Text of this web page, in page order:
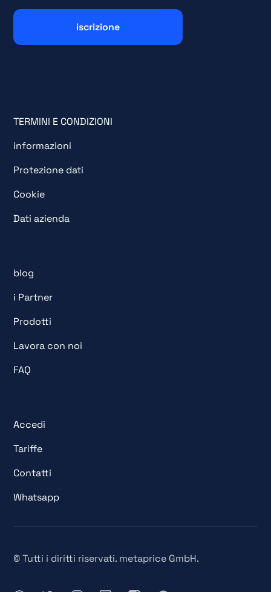
TERMINI E CONDIZIONI
informazioni
Protezione dati
Cookie
Dati azienda
blog
i Partner
Prodotti
Lavora con noi
FAQ
Accedi
Tariffe
Contatti
Whatsapp
© Tutti i diritti riservati. metaprice GmbH.